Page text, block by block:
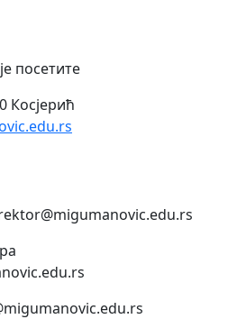
посетите
Косјерић